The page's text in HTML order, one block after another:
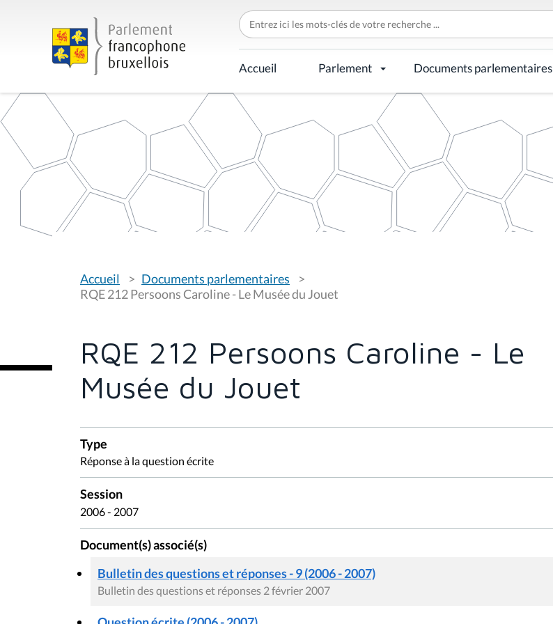
C
h
e
r
c
h
r
p
Accueil Parlement Documents parlementaires
o
u
s
s
Accueil
Documents parlementaires
RQE 212 Persoons Caroline - Le Musée du Jouet
RQE 212 Persoons Caroline - Le
Musée du Jouet
Type
Réponse à la question écrite
Session
2006 - 2007
Document(s) associé(s)
Bulletin des questions et réponses - 9 (2006 - 2007)
Bulletin des questions et réponses 2 février 2007